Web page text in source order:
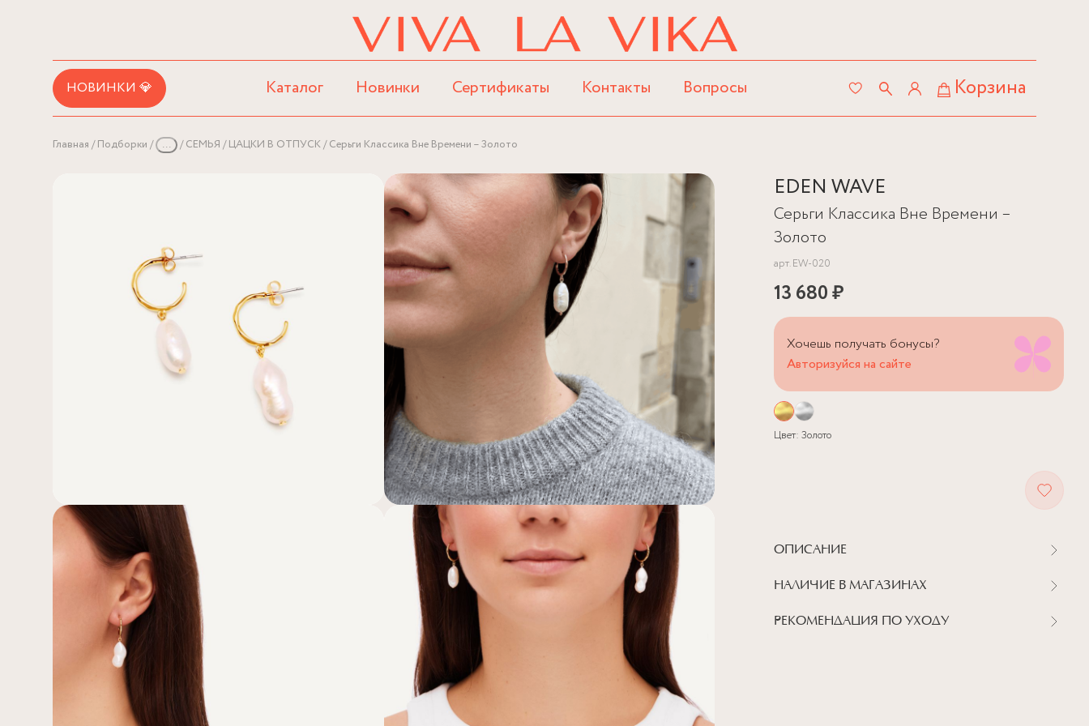
НОВИНКИ 💎 Каталог Новинки Сертификаты Контакты Вопросы Корзина
Главная Подборки ... СЕМЬЯ ЦАЦКИ В ОТПУСК Серьги Классика Вне Времени – Золото
EDEN WAVE
Серьги Классика Вне Времени –
Золото
арт.EW-020
13 680 ₽
Хочешь получать бонусы?
Авторизуйся на сайте
Цвет: Золото
ОПИСАНИЕ
НАЛИЧИЕ В МАГАЗИНАХ
РЕКОМЕНДАЦИЯ ПО УХОДУ